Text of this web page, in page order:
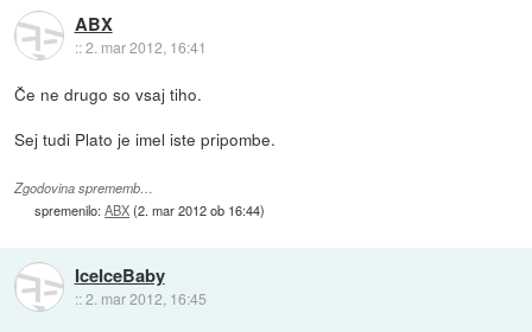
ABX
::2. mar 2012, 16:41
Če ne drugo so vsaj tiho.
Sej tudi Plato je imel iste pripombe.
Zgodovina sprememb…
spremenilo:ABX(2. mar 2012 ob 16:44)
IceIceBaby
::2. mar 2012, 16:45